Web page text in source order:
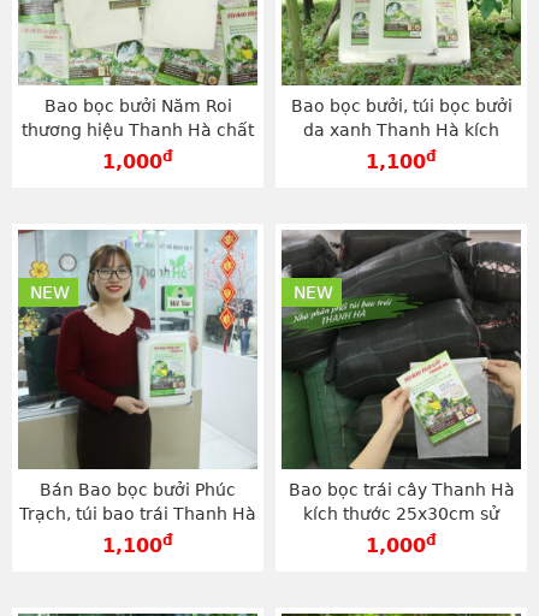
Bao bọc bưởi Năm Roi
thương hiệu Thanh Hà chất
lượng cao loại 30x35cm -
1,000đ
Bao bọc bưởi, túi bọc bưởi
da xanh Thanh Hà kích
thước 30x35 độ bền cao -
1,100đ
Bán Bao bọc bưởi Phúc
Trạch, túi bao trái Thanh Hà
30x35cm giá cực rẻ -
1,100đ
NEW
Bao bọc trái cây Thanh Hà
kích thước 25x30cm sử
dụng dây rút, chất lượng
1,000đ
NEW